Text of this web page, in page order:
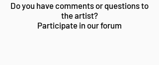
Do you have comments or questions to
the artist?
Participate in our forum